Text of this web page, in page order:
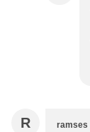
R ramses